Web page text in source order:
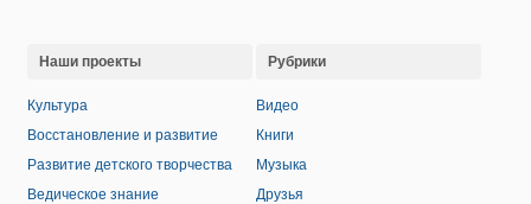
Наши проекты
Культура
Восстановление и развитие
Развитие детского творчества
Ведическое знание
Рубрики
Видео
Книги
Музыка
Друзья